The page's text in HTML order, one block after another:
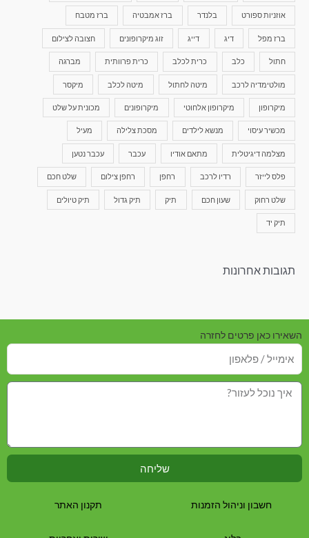
אוזניות ספורט בלנדר ברז אמבטיה ברז מטבח
ברז מפל דיג דייג זוג מיקרופונים חצובה לצילום
חתול כלב כרית לכלב כרית פרוותית מברגה
מולטימדיה לרכב מיטה לחתול מיטה לכלב מיקסר
מיקרופון מיקרופון אלחוטי מיקרופונים מכונית על שלט
מכשיר עיסוי מנשא לילדים מסכת צלילה מעיל
מצלמה דיגיטלית מתאם אודיו עכבר עכבר נטען
פלס לייזר רדיו לרכב רחפן רחפן צילום שלט חכם
שלט רחוק שעון חכם תיק תיק גדול תיק טיולים
תיק יד
תגובות אחרונות
השאירו כאן פרטים לחזרה
שליחה
חשבון וניהול הזמנות תקנון האתר